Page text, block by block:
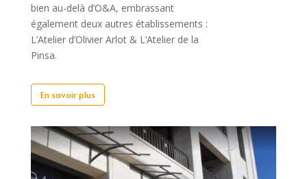
bien au-delà d’O&A, embrassant
également deux autres établissements :
L’Atelier d’Olivier Arlot & L’Atelier de la
Pinsa.
En savoir plus